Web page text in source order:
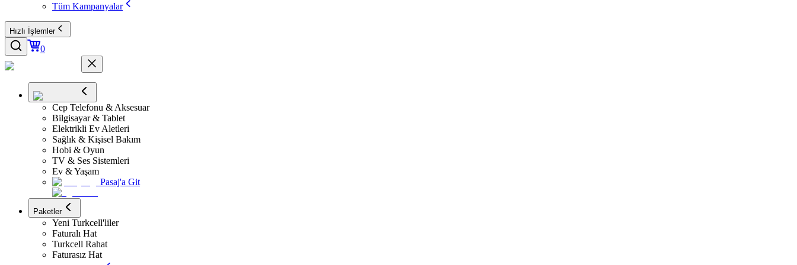
Tüm Kampanyalar
Hızlı İşlemler
0
Cep Telefonu & Aksesuar
Bilgisayar & Tablet
Elektrikli Ev Aletleri
Sağlık & Kişisel Bakım
Hobi & Oyun
TV & Ses Sistemleri
Ev & Yaşam
Pasaj'a Git
Paketler
Yeni Turkcell'liler
Faturalı Hat
Turkcell Rahat
Faturasız Hat